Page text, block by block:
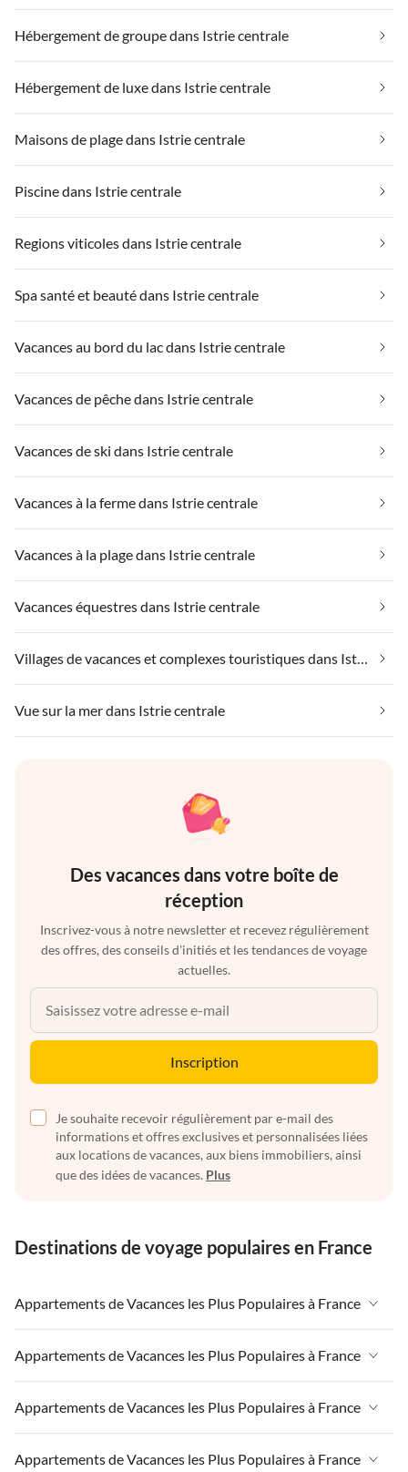
Hébergement de groupe dans Istrie centrale
Hébergement de luxe dans Istrie centrale
Maisons de plage dans Istrie centrale
Piscine dans Istrie centrale
Regions viticoles dans Istrie centrale
Spa santé et beauté dans Istrie centrale
Vacances au bord du lac dans Istrie centrale
Vacances de pêche dans Istrie centrale
Vacances de ski dans Istrie centrale
Vacances à la ferme dans Istrie centrale
Vacances à la plage dans Istrie centrale
Vacances équestres dans Istrie centrale
Vue sur la mer dans Istrie centrale
Des vacances dans votre boîte de
réception
Inscrivez-vous à notre newsletter et recevez régulièrement
des offres, des conseils d'initiés et les tendances de voyage
actuelles.
Inscription
Je souhaite recevoir régulièrement par e-mail des
informations et offres exclusives et personnalisées liées
aux locations de vacances, aux biens immobiliers, ainsi
que des idées de vacances. Plus
Destinations de voyage populaires en France
Appartements de Vacances les Plus Populaires à France
Appartements de Vacances à France
Appartements de Vacances à Paris-Ile de France
Appartements de Vacances à Paris
Appartements de Vacances les Plus Populaires à France
Appartements de Vacances à France
Appartements de Vacances à Paris-Ile de France
Appartements de Vacances les Plus Populaires à France
Appartements de Vacances à France
Appartements de Vacances les Plus Populaires à France